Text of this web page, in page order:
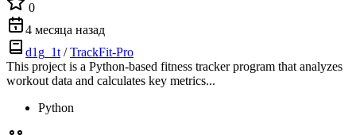
0
4 месяца назад
d1g_1t /TrackFit-Pro
This project is a Python-based fitness tracker program that analyzes
workout data and calculates key metrics...
Python